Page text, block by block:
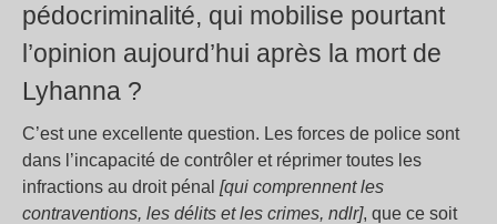
pédocriminalité, qui mobilise pourtant
l’opinion aujourd’hui après la mort de
Lyhanna ?
C’est une excellente question. Les forces de police sont
dans l’incapacité de contrôler et réprimer toutes les
infractions au droit pénal [qui comprennent les
contraventions, les délits et les crimes, ndlr], que ce soit